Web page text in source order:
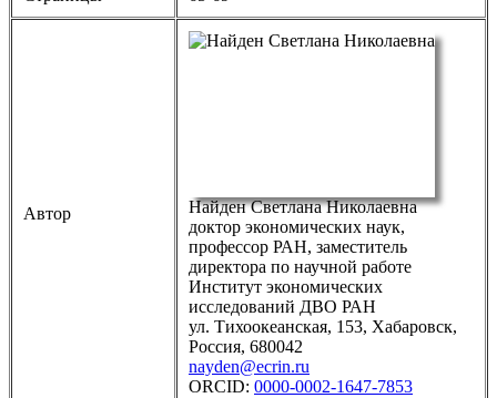
Автор
Найден Светлана Николаевна
доктор экономических наук,
профессор РАН, заместитель
директора по научной работе
Институт экономических
исследований ДВО РАН
ул. Тихоокеанская, 153, Хабаровск,
Россия, 680042
nayden@ecrin.ru
ORCID: 0000-0002-1647-7853